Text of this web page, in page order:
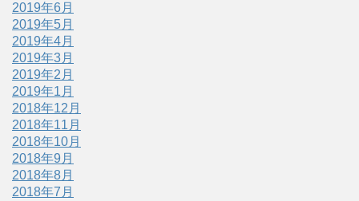
2019年6月
2019年5月
2019年4月
2019年3月
2019年2月
2019年1月
2018年12月
2018年11月
2018年10月
2018年9月
2018年8月
2018年7月